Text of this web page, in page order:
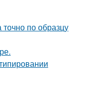
по образцу